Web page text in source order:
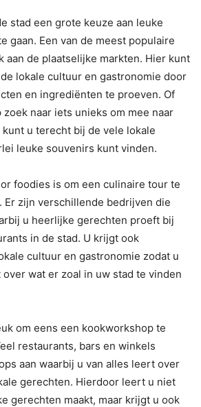
stad een grote keuze aan leuke
gaan. Een van de meest populaire
aan de plaatselijke markten. Hier kunt
lokale cultuur en gastronomie door
en ingrediënten te proeven. Of
naar iets unieks om mee naar
kunt u terecht bij de vele lokale
leuke souvenirs kunt vinden.
foodies is om een culinaire tour te
Er zijn verschillende bedrijven die
u heerlijke gerechten proeft bij
in de stad. U krijgt ook
cultuur en gastronomie zodat u
wat er zoal in uw stad te vinden
om eens een kookworkshop te
restaurants, bars en winkels
aan waarbij u van alles leert over
gerechten. Hierdoor leert u niet
gerechten maakt, maar krijgt u ook